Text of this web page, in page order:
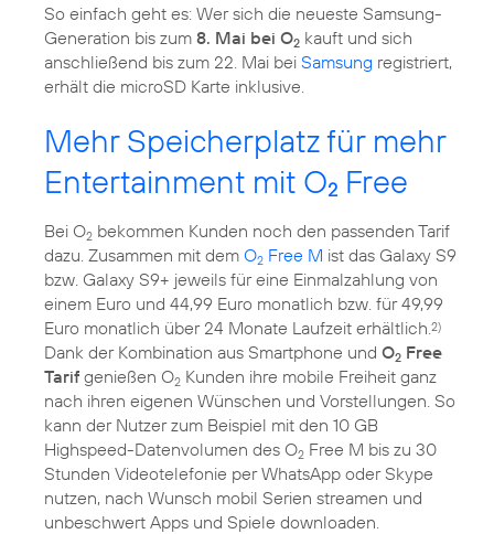
So einfach geht es: Wer sich die neueste Samsung-
Generation bis zum 8. Mai bei O2 kauft und sich
anschließend bis zum 22. Mai bei Samsung registriert,
erhält die microSD Karte inklusive.
Mehr Speicherplatz für mehr
Entertainment mit O2 Free
Bei O2 bekommen Kunden noch den passenden Tarif
dazu. Zusammen mit dem O2 Free M ist das Galaxy S9
bzw. Galaxy S9+ jeweils für eine Einmalzahlung von
einem Euro und 44,99 Euro monatlich bzw. für 49,99
Euro monatlich über 24 Monate Laufzeit erhältlich. 2)
Dank der Kombination aus Smartphone und O2 Free
Tarif genießen O2 Kunden ihre mobile Freiheit ganz
nach ihren eigenen Wünschen und Vorstellungen. So
kann der Nutzer zum Beispiel mit den 10 GB
Highspeed-Datenvolumen des O2 Free M bis zu 30
Stunden Videotelefonie per WhatsApp oder Skype
nutzen, nach Wunsch mobil Serien streamen und
unbeschwert Apps und Spiele downloaden.